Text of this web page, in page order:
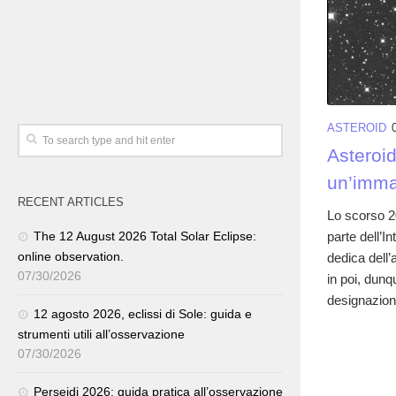
ASTEROID
Lo scorso
parte
dedica
in poi,
RECENT ARTICLES
The 12 August 2026 Total Solar Eclipse:
online observation.
07/30/2026
12 agosto 2026, eclissi di Sole: guida e
strumenti utili all’osservazione
07/30/2026
Perseidi 2026: guida pratica all’osservazione